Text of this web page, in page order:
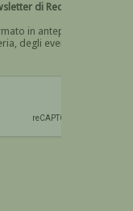
Recta
in anteprima
degli eventi